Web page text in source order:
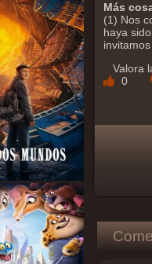
Más
(1) Nos
haya
Valora
0